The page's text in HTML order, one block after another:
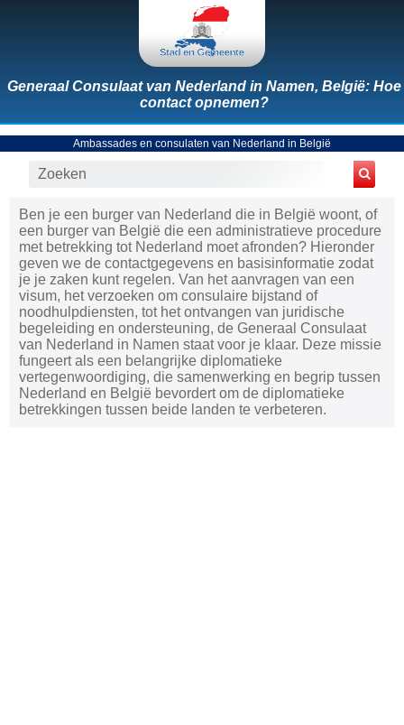
Generaal Consulaat van Nederland in Namen, België: Hoe
contact opnemen?
Ambassades en consulaten van Nederland in België
Ben je een burger van Nederland die in België woont, of
een burger van België die een administratieve procedure
met betrekking tot Nederland moet afronden? Hieronder
geven we de contactgegevens en basisinformatie zodat
je je zaken kunt regelen. Van het aanvragen van een
visum, het verzoeken om consulaire bijstand of
noodhulpdiensten, tot het ontvangen van juridische
begeleiding en ondersteuning, de Generaal Consulaat
van Nederland in Namen staat voor je klaar. Deze missie
fungeert als een belangrijke diplomatieke
vertegenwoordiging, die samenwerking en begrip tussen
Nederland en België bevordert om de diplomatieke
betrekkingen tussen beide landen te verbeteren.